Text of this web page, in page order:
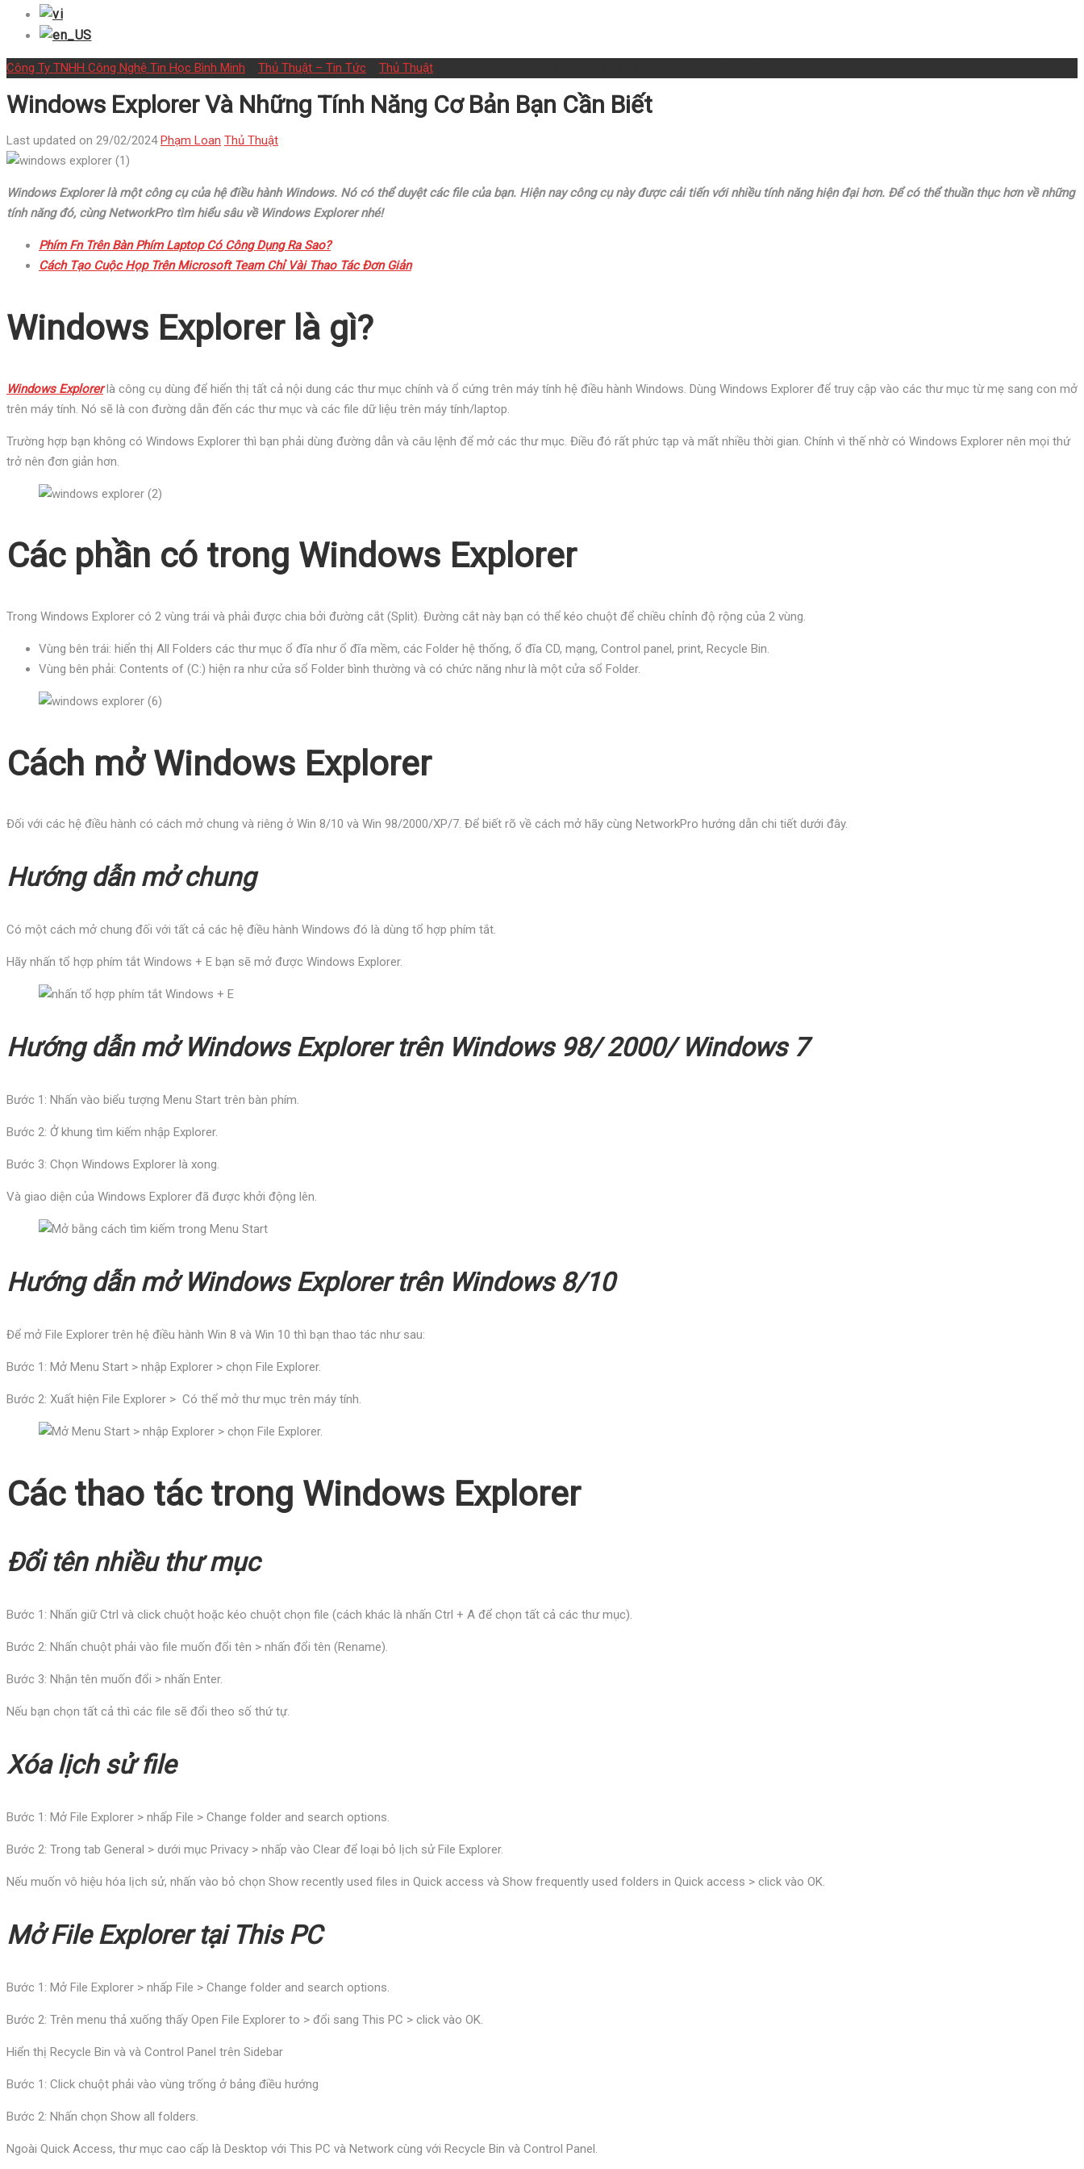
Công Ty TNHH Công Nghệ Tin Học Bình Minh Thủ Thuật – Tin Tức Thủ Thuật
Windows Explorer Và Những Tính Năng Cơ Bản Bạn Cần Biết
Last updated on 29/02/2024Phạm Loan Thủ Thuật
Windows Explorer là một công cụ của hệ điều hành Windows. Nó có thể duyệt các file của bạn. Hiện nay công cụ này được cải tiến với nhiều tính năng hiện đại hơn. Để có thể thuần thục hơn về những
tính năng đó, cùng NetworkPro tìm hiểu sâu về Windows Explorer nhé!
Phím Fn Trên Bàn Phím Laptop Có Công Dụng Ra Sao?
Cách Tạo Cuộc Họp Trên Microsoft Team Chỉ Vài Thao Tác Đơn Giản
Windows Explorer là gì?
Windows Explorerlà công cụ dùng để hiển thị tất cả nội dung các thư mục chính và ổ cứng trên máy tính hệ điều hành Windows. Dùng Windows Explorer để truy cập vào các thư mục từ mẹ sang con mở
trên máy tính. Nó sẽ là con đường dẫn đến các thư mục và các file dữ liệu trên máy tính/laptop.
Trường hợp bạn không có Windows Explorer thì bạn phải dùng đường dẫn và câu lệnh để mở các thư mục. Điều đó rất phức tạp và mất nhiều thời gian. Chính vì thế nhờ có Windows Explorer nên mọi thứ
trở nên đơn giản hơn.
Các phần có trong Windows Explorer
Trong Windows Explorer có 2 vùng trái và phải được chia bởi đường cắt (Split). Đường cắt này bạn có thể kéo chuột để chiều chỉnh độ rộng của 2 vùng.
Vùng bên trái: hiển thị All Folders các thư mục ổ đĩa như ổ đĩa mềm, các Folder hệ thống, ổ đĩa CD, mạng, Control panel, print, Recycle Bin.
Vùng bên phải: Contents of (C:) hiện ra như cửa sổ Folder bình thường và có chức năng như là một cửa sổ Folder.
Cách mở Windows Explorer
Đối với các hệ điều hành có cách mở chung và riêng ở Win 8/10 và Win 98/2000/XP/7. Để biết rõ về cách mở hãy cùng NetworkPro hướng dẫn chi tiết dưới đây.
Hướng dẫn mở chung
Có một cách mở chung đối với tất cả các hệ điều hành Windows đó là dùng tổ hợp phím tắt.
Hãy nhấn tổ hợp phím tắt Windows + E bạn sẽ mở được Windows Explorer.
Hướng dẫn mở Windows Explorer trên Windows 98/ 2000/ Windows 7
Bước 1: Nhấn vào biểu tượng Menu Start trên bàn phím.
Bước 2: Ở khung tìm kiếm nhập Explorer.
Bước 3: Chọn Windows Explorer là xong.
Và giao diện của Windows Explorer đã được khởi động lên.
Hướng dẫn mở Windows Explorer trên Windows 8/10
Để mở File Explorer trên hệ điều hành Win 8 và Win 10 thì bạn thao tác như sau:
Bước 1: Mở Menu Start > nhập Explorer > chọn File Explorer.
Bước 2: Xuất hiện File Explorer > Có thể mở thư mục trên máy tính.
Các thao tác trong Windows Explorer
Đổi tên nhiều thư mục
Bước 1: Nhấn giữ Ctrl và click chuột hoặc kéo chuột chọn file (cách khác là nhấn Ctrl + A để chọn tất cả các thư mục).
Bước 2: Nhấn chuột phải vào file muốn đổi tên > nhấn đổi tên (Rename).
Bước 3: Nhận tên muốn đổi > nhấn Enter.
Nếu bạn chọn tất cả thì các file sẽ đổi theo số thứ tự.
Xóa lịch sử file
Bước 1: Mở File Explorer > nhấp File > Change folder and search options.
Bước 2: Trong tab General > dưới mục Privacy > nhấp vào Clear để loại bỏ lịch sử File Explorer.
Nếu muốn vô hiệu hóa lịch sử, nhấn vào bỏ chọn Show recently used files in Quick access và Show frequently used folders in Quick access > click vào OK.
Mở File Explorer tại This PC
Bước 1: Mở File Explorer > nhấp File > Change folder and search options.
Bước 2: Trên menu thả xuống thấy Open File Explorer to > đổi sang This PC > click vào OK.
Hiển thị Recycle Bin và và Control Panel trên Sidebar
Bước 1: Click chuột phải vào vùng trống ở bảng điều hướng
Bước 2: Nhấn chọn Show all folders.
Ngoài Quick Access, thư mục cao cấp là Desktop với This PC và Network cùng với Recycle Bin và Control Panel.